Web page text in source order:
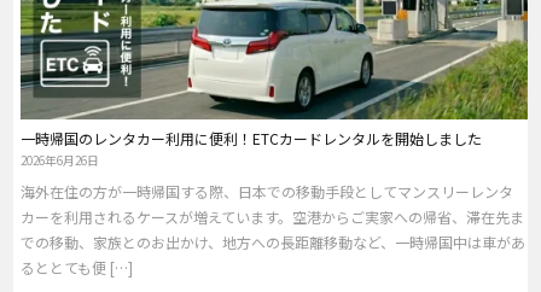
一時帰国のレンタカー利用に便利！ETCカードレンタルを開始しました
2026年6月26日
海外在住の方が一時帰国する際、日本での移動手段としてマンスリーレンタ
カーを利用されるケースが増えています。空港からご実家への帰省、滞在先ま
での移動、家族とのお出かけ、地方への長距離移動など、一時帰国中は車があ
るととても便 […]